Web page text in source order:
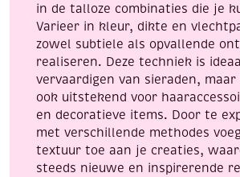
in de talloze combinaties die je
Varieer in kleur, dikte en
zowel subtiele als opvallende
realiseren. Deze techniek is
vervaardigen van sieraden,
ook uitstekend voor
en decoratieve items. Door te
met verschillende methodes
textuur toe aan je creaties,
steeds nieuwe en inspirerende